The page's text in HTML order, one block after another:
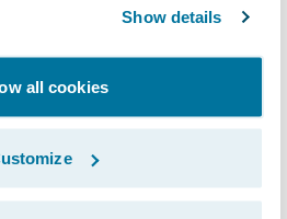
Show details
all cookies
und die Integration
sowie
Die
des Modell 4 erweitern
um
für Ransomware.